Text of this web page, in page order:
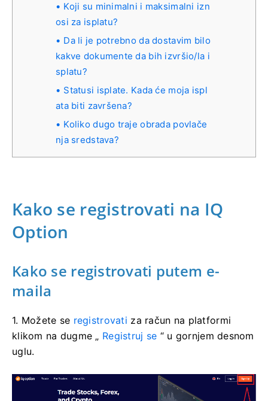
Koji su minimalni i maksimalni izn
osi za isplatu?
Da li je potrebno da dostavim bilo
kakve dokumente da bih izvršio/la i
splatu?
Statusi isplate. Kada će moja ispl
ata biti završena?
Koliko dugo traje obrada povlače
nja sredstava?
Kako se registrovati na IQ
Option
Kako se registrovati putem e-
maila
1. Možete se registrovati za račun na platformi
klikom na dugme „ Registruj se “ u gornjem desnom
uglu.